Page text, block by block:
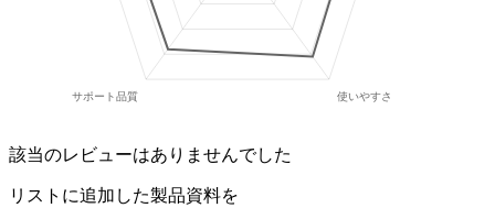
該当のレビューはありませんでした
リストに追加した製品資料を